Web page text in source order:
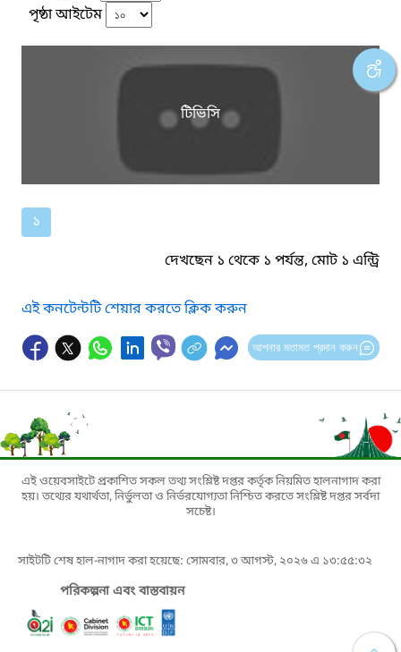
পৃষ্ঠা আইটেম
টিভিসি
১
দেখছেন ১ থেকে ১ পর্যন্ত, মোট ১ এন্ট্রি
এই কনটেন্টটি শেয়ার করতে ক্লিক করুন
আপনার মতামত প্রদান করুন
এই ওয়েবসাইটে প্রকাশিত সকল তথ্য সংশ্লিষ্ট দপ্তর কর্তৃক নিয়মিত হালনাগাদ করা
হয়। তথ্যের যথার্থতা, নির্ভুলতা ও নির্ভরযোগ্যতা নিশ্চিত করতে সংশ্লিষ্ট দপ্তর সর্বদা
সচেষ্ট।
সাইটটি শেষ হাল-নাগাদ করা হয়েছে: সোমবার, ৩ আগস্ট, ২০২৬ এ ১৩:৫৫:৩২
পরিকল্পনা এবং বাস্তবায়ন